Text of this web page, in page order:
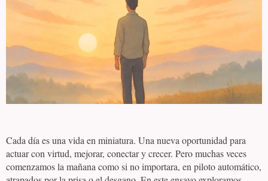
Cada día es una vida en miniatura. Una nueva oportunidad para
actuar con virtud, mejorar, conectar y crecer. Pero muchas veces
comenzamos la mañana como si no importara, en piloto automático,